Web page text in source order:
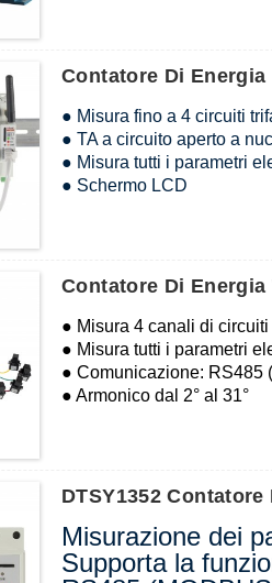
Contatore Di
● Misura fino a 4 circuiti
● TA a circuito aperto a
● Misura tutti i parametri
● Schermo LCD
(misurazione della
Contatore Di Energia
● Misura 4 canali di circuiti
● Misura tutti i parametri
● Comunicazione: RS485
● Armonico dal 2° al 31°
(misurazione della
DTSY1352
Misurazione dei
Supporta la